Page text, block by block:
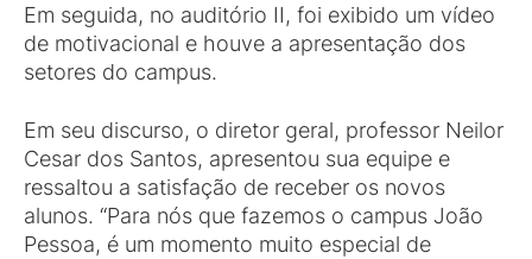
Em seguida, no auditório II, foi exibido um vídeo
de motivacional e houve a apresentação dos
setores do campus.
Em seu discurso, o diretor geral, professor Neilor
Cesar dos Santos, apresentou sua equipe e
ressaltou a satisfação de receber os novos
alunos. “Para nós que fazemos o campus João
Pessoa, é um momento muito especial de